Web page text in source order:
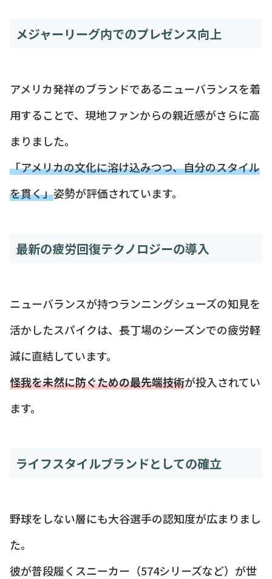
メジャーリーグ内でのプレゼンス向上
アメリカ発祥のブランドであるニューバランスを着
用することで、現地ファンからの親近感がさらに高
まりました。
「アメリカの文化に溶け込みつつ、自分のスタイル
を貫く」姿勢が評価されています。
最新の疲労回復テクノロジーの導入
ニューバランスが持つランニングシューズの知見を
活かしたスパイクは、長丁場のシーズンでの疲労軽
減に直結しています。
怪我を未然に防ぐための最先端技術が投入されてい
ます。
ライフスタイルブランドとしての確立
野球をしない層にも大谷選手の認知度が広まりまし
た。
彼が普段履くスニーカー（574シリーズなど）が世